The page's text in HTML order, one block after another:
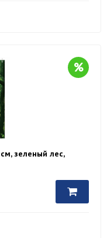
зеленый лес,